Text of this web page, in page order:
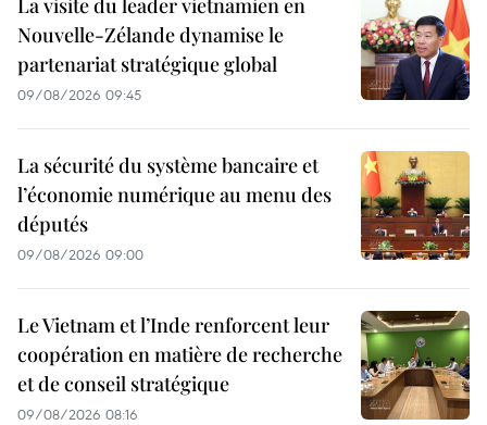
Nouvelle-Zélande dynamise le
partenariat stratégique global
09/08/2026 09:45
La sécurité du système bancaire et
l’économie numérique au menu des
députés
09/08/2026 09:00
Le Vietnam et l’Inde renforcent leur
coopération en matière de recherche
et de conseil stratégique
09/08/2026 08:16